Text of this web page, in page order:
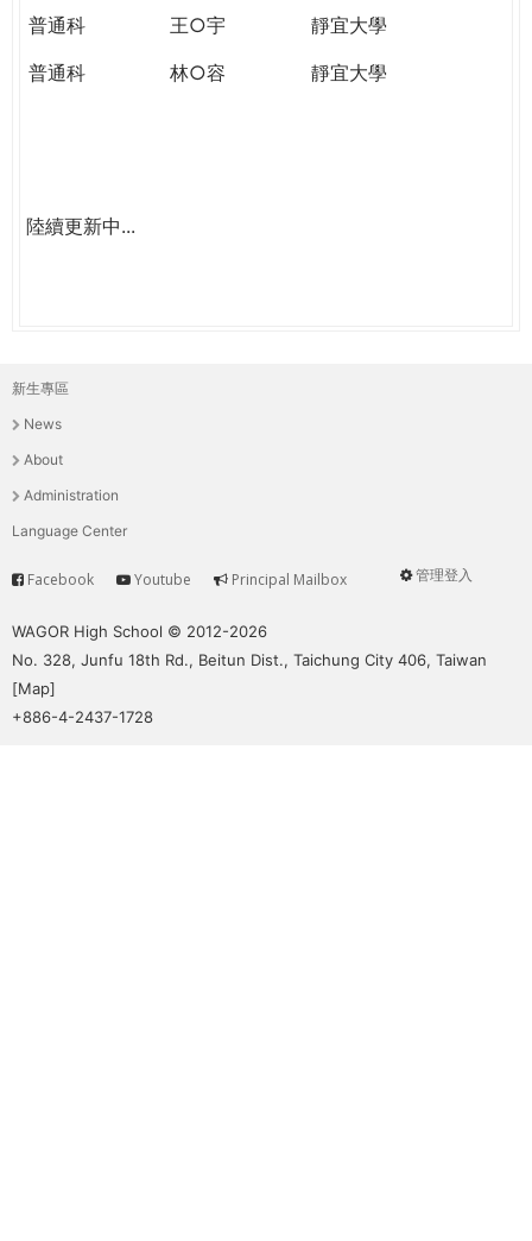
普通科
王○宇
靜宜大學
普通科
林○容 靜宜大學
陸續更新中...
主
選
單
新生專區
News
About
Administration
Language Center
User
管理登入
Service
Facebook Youtube Principal Mailbox
WAGOR High School © 2012-2026
No. 328, Junfu 18th Rd., Beitun Dist., Taichung City 406, Taiwan
[Map]
+886-4-2437-1728